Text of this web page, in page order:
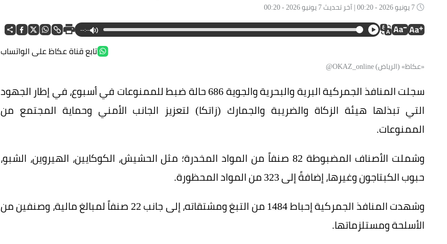
--:--
تابع قناة عكاظ على الواتساب
«عكاظ» (الرياض) OKAZ_online@
سجلت المنافذ الجمركية البرية والبحرية والجوية 686 حالة ضبط للممنوعات في أسبوع، في إطار الجهود
التي تبذلها هيئة الزكاة والضريبة والجمارك (زاتكا) لتعزيز الجانب الأمني وحماية المجتمع من
الممنوعات.
وشملت الأصناف المضبوطة 82 صنفاً من المواد المخدرة؛ مثل الحشيش، الكوكايين، الهيروين، الشبو،
حبوب الكبتاجون وغيرها، إضافةً إلى 323 من المواد المحظورة.
وشهدت المنافذ الجمركية إحباط 1484 من التبغ ومشتقاته، إلى جانب 22 صنفاً لمبالغ مالية، وصنفين من
الأسلحة ومستلزماتها.